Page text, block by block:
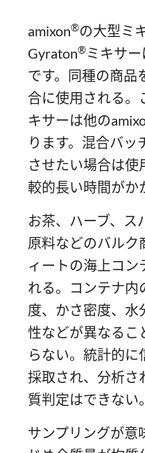
amixon®の大型ミ
Gyraton®ミキサ
です。同種の商品
合に使用される。
キサーは他の
ります。混合バ
させたい場合は
較的長い時間がか
お茶、ハーブ、ス
原料などのバルク
ィートの海上コン
れる。コンテナ内
度、かさ密度、水
性などが異なるこ
らない。統計的に
採取され、分析さ
質判定はできない。
サンプリングが意